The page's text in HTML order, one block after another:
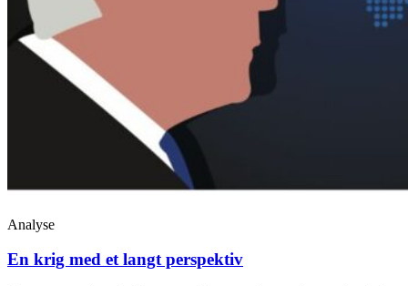
Analyse
En krig med et langt perspektiv